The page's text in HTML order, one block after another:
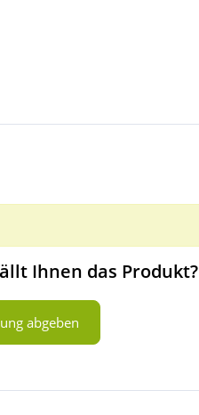
Ihnen das Produkt?
abgeben